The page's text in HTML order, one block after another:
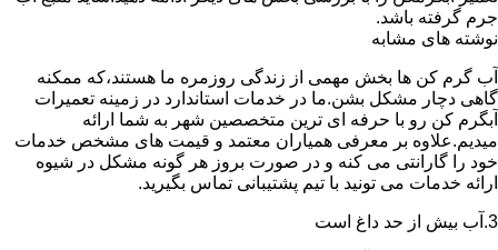
جرم گرفته باشد.
نوشته های مشابه
آب گرم کن ها بخش مهمی از زندگی روزمره ما هستند،که ممکنه
گاهی دچار مشکل بشن.ما در خدمات استاندارد در زمینه تعمیرات
آبگرم کن رو با حرفه ای ترین متخصصین شهر به شما ارائه
میدیم.علاوه بر معرفی همیاران معتمد و قیمت های مشخص خدمات
خود را گارانتی می کنه و در صورت بروز هر گونه مشکل در شیوه
ارائه خدمات می تونید با تیم پشتیبانی تماس بگیرید.
3.آب بیش از حد داغ است